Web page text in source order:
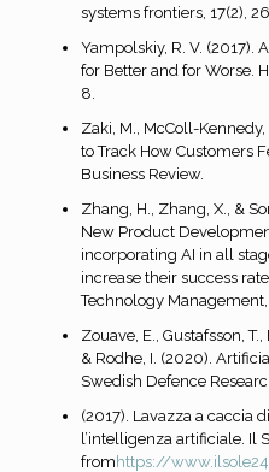
systems frontiers, 17(2),
Yampolskiy, R. V. (2017).
for Better and for Worse.
8.
Zaki, M., McColl-
to Track How Customers
Business Review.
Zhang, H., Zhang, X., &
New Product
incorporating AI in all
increase their success
Technology Management,
Zouave, E., Gustafsson, T.,
& Rodhe, I. (2020).
Swedish Defence
(2017). Lavazza a caccia
l’intelligenza artificiale. Il
from https://